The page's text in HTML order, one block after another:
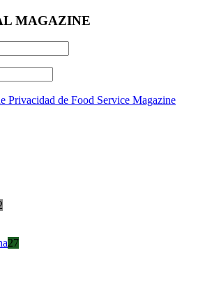
MAGAZINE
Privacidad de Food Service Magazine
27